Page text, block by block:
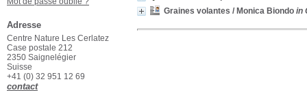
Graines volantes / Monica Biondo in
Adresse
Centre Nature Les Cerlatez
Case postale 212
2350 Saignelégier
Suisse
+41 (0) 32 951 12 69
contact